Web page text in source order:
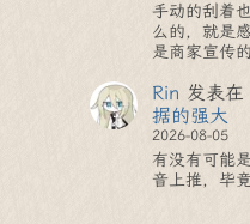
手动的刮着
么的，就是
是商家宣传
Rin 发表在
据的强大
2026-08-05
有没有可能
音上推，毕